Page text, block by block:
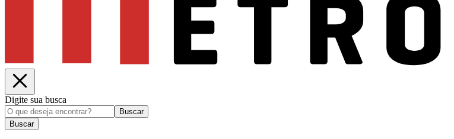
Digite sua busca
Buscar
Buscar